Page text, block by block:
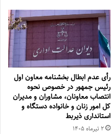
رأی عدم ابطال بخشنامه معاون اول
رئیس جمهور در خصوص نحوه
انتصاب معاونان، مشاوران و مدیران
کل امور زنان و خانواده دستگاه و
استانداری ذیربط
۲ تیر‌ماه ۱۴۰۵